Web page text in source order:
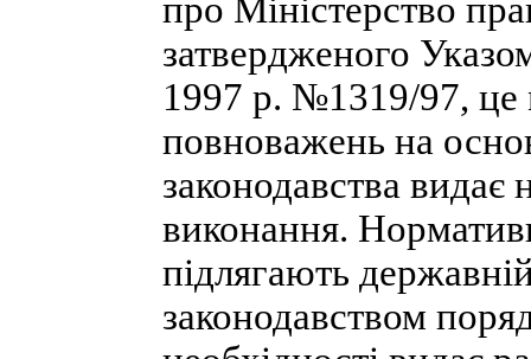
про Міністерство
затвердженого
1997 р. №1319/97, це
повноважень на
законодавства видає
виконання.
підлягають
законодавством